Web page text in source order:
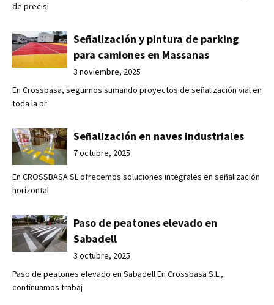
de precisi
Señalización y pintura de parking
para camiones en Massanas
3 noviembre, 2025
En Crossbasa, seguimos sumando proyectos de señalización vial en
toda la pr
Señalización en naves industriales
7 octubre, 2025
En CROSSBASA SL ofrecemos soluciones integrales en señalización
horizontal
Paso de peatones elevado en
Sabadell
3 octubre, 2025
Paso de peatones elevado en Sabadell En Crossbasa S.L.,
continuamos trabaj